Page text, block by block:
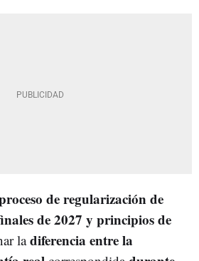
de regularización de
de 2027 y principios de
ladiferencia entre la